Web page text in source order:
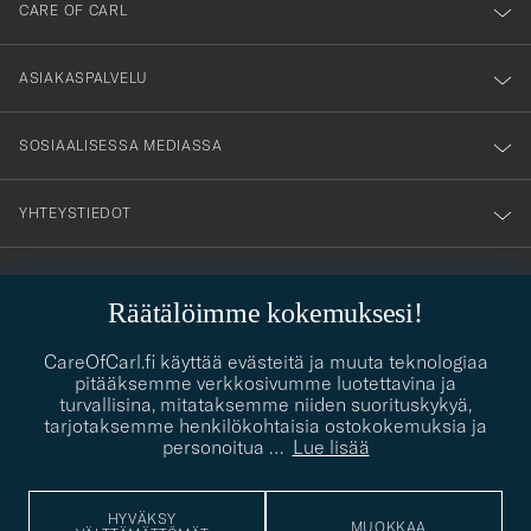
Räätälöimme kokemuksesi!
CareOfCarl.fi käyttää evästeitä ja muuta teknologiaa
pitääksemme verkkosivumme luotettavina ja
turvallisina, mitataksemme niiden suorituskykyä,
tarjotaksemme henkilökohtaisia ostokokemuksia ja
personoitua … Lue lisää
HYVÄKSY
MUOKKAA
till
vårt
nyhetsbrev!
CARE OF CARL
ASIAKASPALVELU
SOSIAALISESSA MEDIASSA
YHTEYSTIEDOT
contact@careofcarl.com
PUKEUTUMISNEUVONTA
Kaipaatko apua oman tyylisi löytämiseen? Me autamme sinua
mielellämme!
PUKEUTUMISNEUVONTA